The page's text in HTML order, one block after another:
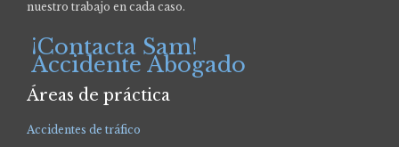
nuestro trabajo en cada caso.
¡Contacta Sam!
Accidente Abogado
Áreas de práctica
Accidentes de tráfico